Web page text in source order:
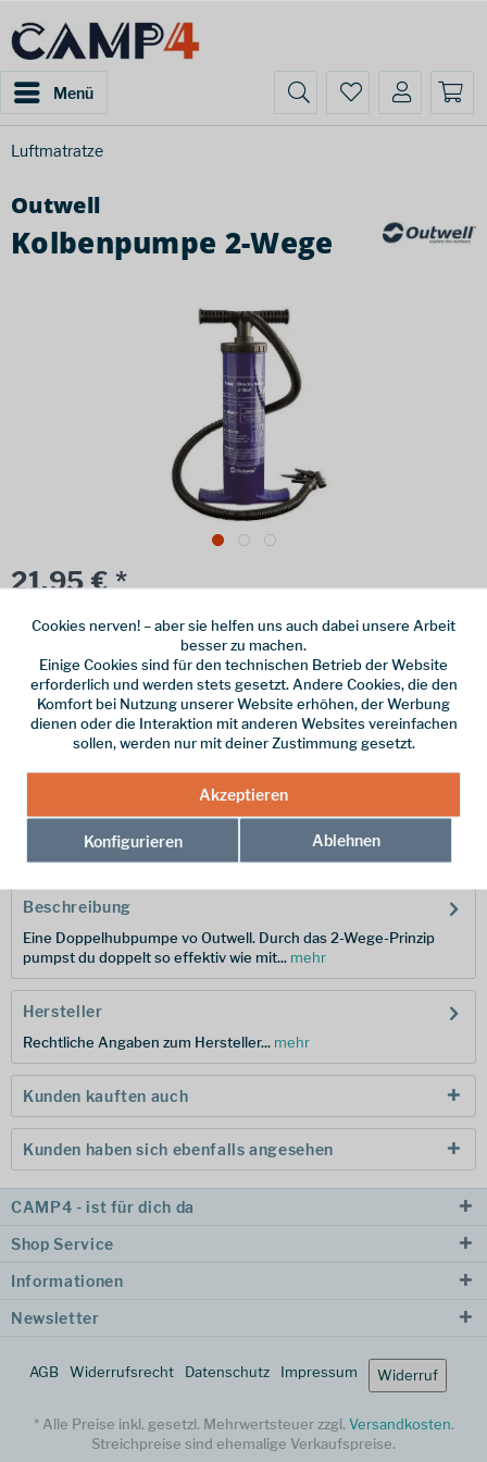
Menü
Luftmatratze
Outwell
Kolbenpumpe 2-Wege
21,95 € *
Ladenabholung
vorrätig | Lieferzeit 1-3 Werktage
In denWarenkorb
Hersteller-Nr.:
Beschreibung
Eine Doppelhubpumpe vo Outwell. Durch das 2-Wege-Prinzip
pumpst du doppelt so effektiv wie mit... mehr
Hersteller
Rechtliche Angaben zum Hersteller... mehr
Kunden kauften auch
Kunden haben sich ebenfalls angesehen
CAMP4 - ist für dich da
Shop Service
Informationen
Newsletter
AGB Widerrufsrecht Datenschutz Impressum Widerruf
* Alle Preise inkl. gesetzl. Mehrwertsteuer zzgl. Versandkosten.
Streichpreise sind ehemalige Verkaufspreise.
Cookies nerven! – aber sie helfen uns auch dabei unsere Arbeit
besser zu machen.
Einige Cookies sind für den technischen Betrieb der Website
erforderlich und werden stets gesetzt. Andere Cookies, die den
Komfort bei Nutzung unserer Website erhöhen, der Werbung
dienen oder die Interaktion mit anderen Websites vereinfachen
sollen, werden nur mit deiner Zustimmung gesetzt.
Akzeptieren
Konfigurieren Ablehnen